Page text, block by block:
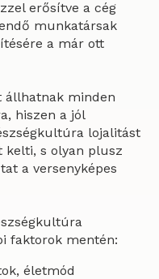
erősítve a cég
munkatársak
a már ott
állhatnak minden
hiszen a jól
lojalitást
kelti, s olyan plusz
a versenyképes
faktorok mentén:
életmód